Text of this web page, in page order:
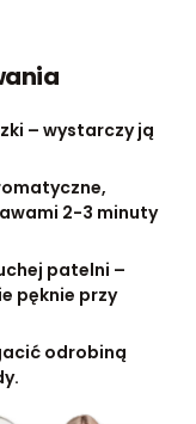
– wystarczy ją
2-3 minuty
patelni –
pęknie przy
odrobiną